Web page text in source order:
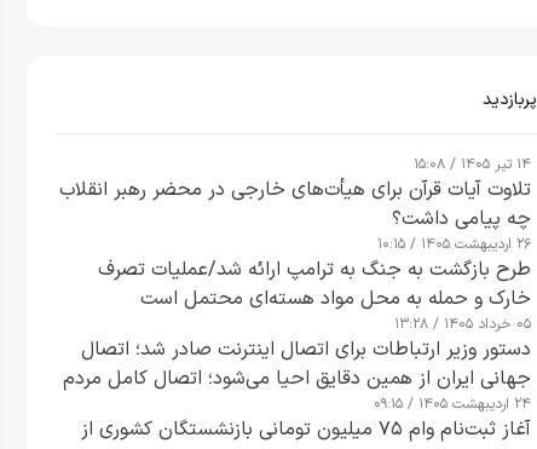
پربازدید
۱۴ تیر ۱۴۰۵ / ۱۵:۰۸
تلاوت آیات قرآن برای هیأت‌های خارجی در محضر رهبر انقلاب
چه پیامی داشت؟
۲۶ اردیبهشت ۱۴۰۵ / ۱۰:۱۵
طرح‌ بازگشت به جنگ به ترامپ ارائه شد/عملیات تصرف
خارک و حمله به محل مواد هسته‌ای محتمل است
۰۵ خرداد ۱۴۰۵ / ۱۳:۲۸
دستور وزیر ارتباطات برای اتصال اینترنت صادر شد؛ اتصال
جهانی ایران از همین دقایق احیا می‌شود؛ اتصال کامل مردم
تا ۲۴ ساعت آینده
۲۴ اردیبهشت ۱۴۰۵ / ۰۹:۱۵
آغاز ثبت‌نام وام ۷۵ میلیون تومانی بازنشستگان کشوری از